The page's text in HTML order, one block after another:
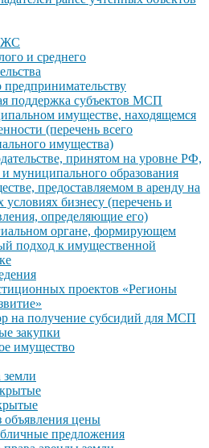
и среднего
предпринимательству
поддержка субъектов МСП
имуществе, находящемся
(перечень всего
имущества)
принятом на уровне РФ,
муниципального образования
предоставляемом в аренду на
условиях бизнесу (перечень и
определяющие его)
органе, формирующем
подход к имущественной
проектов «Регионы
на получение субсидий для МСП
закупки
имущество
объявления цены
предложения